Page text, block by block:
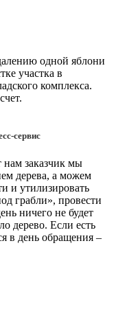
одной яблони
участка в
комплекса.
сервис
нам заказчик мы
дерева, а можем
и утилизировать
грабли», провести
ничего не будет
дерево. Если есть
в день обращения –